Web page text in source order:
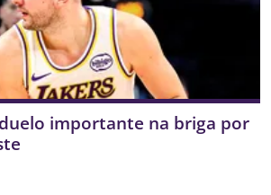
duelo importante na briga por